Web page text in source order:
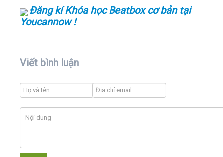
Đăng kí Khóa học Beatbox cơ bản tại
Youcannow !
Viết bình luận